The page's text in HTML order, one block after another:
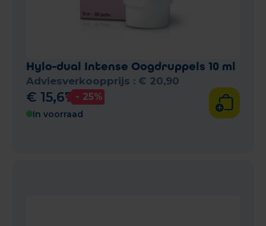
Hylo-dual Intense Oogdruppels 10 ml
Adviesverkoopprijs : € 20,90
€ 15,67 - 25%
In voorraad